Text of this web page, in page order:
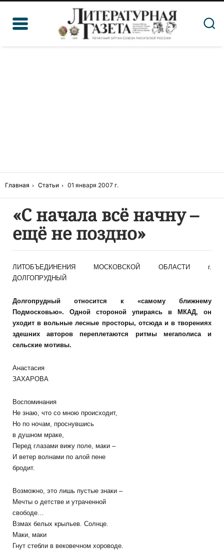
Главная Статьи 01 января 2007 г.
«С начала всё начну –
ещё не поздно»
ЛИТОБЪЕДИНЕНИЯ МОСКОВСКОЙ ОБЛАСТИ г.
ДОЛГОПРУДНЫЙ
Долгопрудный относится к «самому ближнему
Подмосковью». Одной стороной упираясь в МКАД, он
уходит в вольные лесные просторы, отсюда и в творениях
здешних авторов переплетаются ритмы мегаполиса и
сельские мотивы.
Анастасия
ЗАХАРОВА
Воспоминания
Не знаю, что со мною происходит,
Но по ночам, проснувшись
в душном мраке,
Перед глазами вижу поле, маки –
И ветер волнами по алой пене
бродит.
Возможно, это лишь пустые знаки –
Мечты о детстве и утраченной
свободе…
Взмах белых крыльев. Солнце.
Маки, маки
Гнут стебли в вековечном хороводе.